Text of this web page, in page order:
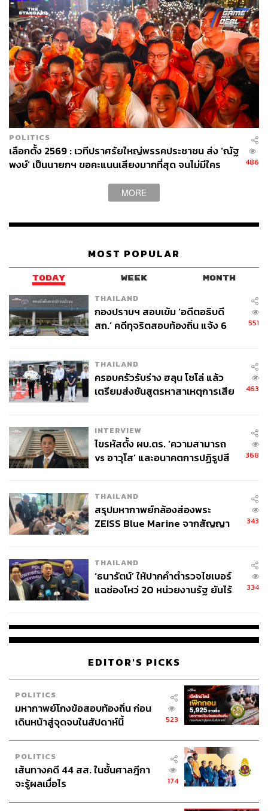
POLITICS
เลือกตั้ง 2569 : เวทีปราศรัยใหญ่พรรคประชาชน ส่ง ‘ณัฐ
พงษ์’ เป็นนายกฯ ขอคะแนนเสียงมากที่สุด จนไม่มีใคร
486
MORE
MOST POPULAR
TODAY WEEK MONTH
THAILAND
กองปราบฯ สอบเข้ม ‘อดีตอธิบดี
สถ.’ คดีทุจริตสอบท้องถิ่น แจ้ง 6
551
THAILAND
ครอบครัวรับร่าง ฮลุน โซโล่ แล้ว
เตรียมส่งชันสูตรหาสาเหตุการเสีย
463
INTERVIEW
ไขรหัสตั้ง ผบ.ตร. ‘ความสามารถ
vs อาวุโส’ และอนาคตการปฏิรูปสี
368
THAILAND
สรุปมหากาพย์กล้องส่องพระ
ZEISS Blue Marine จากสัญญา
จ่ายหนี้-แอบระบุแบรนด์
343
THAILAND
‘ธนารัตน์’ ให้ปากคำตำรวจไซเบอร์
แฉช่องโหว่ 20 หน่วยงานรัฐ ยันไร้
334
EDITOR'S PICKS
POLITICS
มหากาพย์โกงข้อสอบท้องถิ่น ก่อน
เดินหน้าสู่จุดจบในสัปดาห์นี้
523
POLITICS
เส้นทางคดี 44 สส. ในชั้นศาลฎีกา
จะรู้ผลเมื่อไร
174